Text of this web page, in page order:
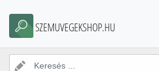
SZEMUVEGEKSHOP.HU